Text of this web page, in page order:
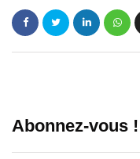
Abonnez-vous !